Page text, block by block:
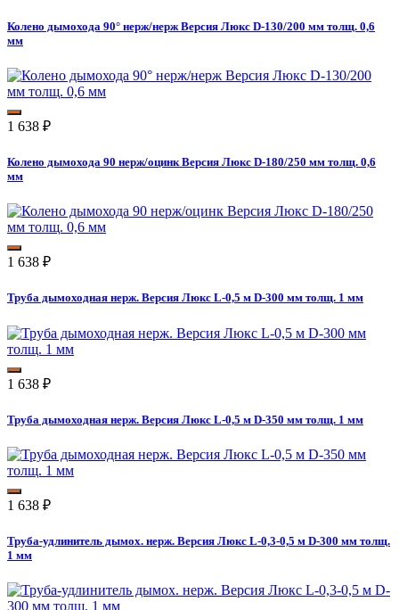
Колено дымохода 90° нерж/нерж Версия Люкс D-130/200 мм толщ. 0,6
мм
1 638 ₽
Колено дымохода 90 нерж/оцинк Версия Люкс D-180/250 мм толщ. 0,6
мм
1 638 ₽
Труба дымоходная нерж. Версия Люкс L-0,5 м D-300 мм толщ. 1 мм
1 638 ₽
Труба дымоходная нерж. Версия Люкс L-0,5 м D-350 мм толщ. 1 мм
1 638 ₽
Труба-удлинитель дымох. нерж. Версия Люкс L-0,3-0,5 м D-300 мм толщ.
1 мм